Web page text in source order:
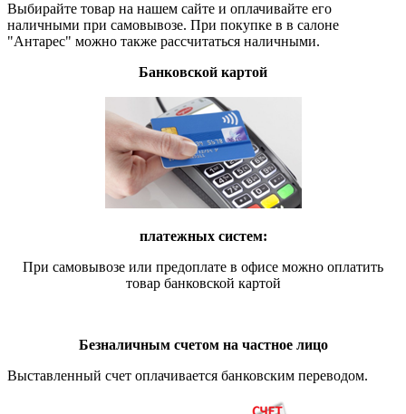
Выбирайте товар на нашем сайте и оплачивайте его
наличными при самовывозе. При покупке в в салоне
"Антарес" можно также рассчитаться наличными.
Банковской картой
платежных систем:
При самовывозе или предоплате в офисе можно оплатить
товар банковской картой
Безналичным счетом на частное лицо
Выставленный счет оплачивается банковским переводом.